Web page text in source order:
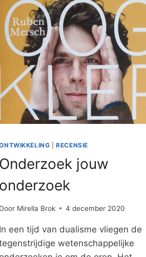
|RECENSIE
Onderzoek jouw
onderzoek
Door Mirella Brok 4 december 2020
In een tijd van dualisme vliegen de
wetenschappelijke